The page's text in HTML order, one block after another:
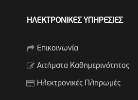
ΗΛΕΚΤΡΟΝΙΚΕΣ ΥΠΗΡΕΣΙΕΣ
Επικοινωνία
Αιτήματα Καθημερινότητας
Ηλεκτρονικές Πληρωμές